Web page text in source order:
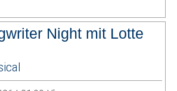
Night mit Lotte